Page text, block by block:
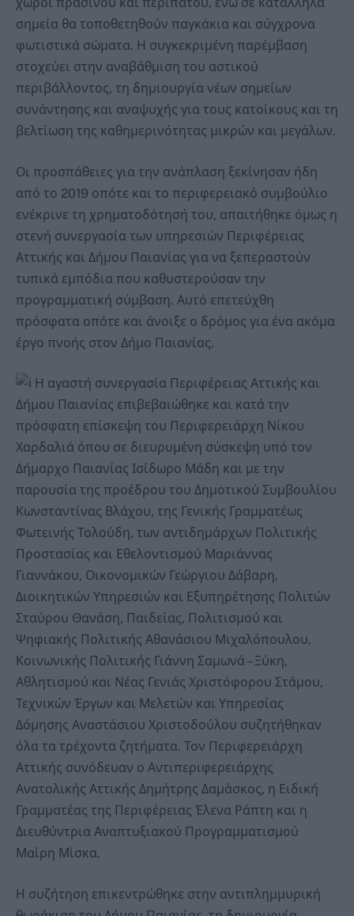
σημεία θα τοποθετηθούν παγκάκια και σύγχρονα
φωτιστικά σώματα. Η συγκεκριμένη παρέμβαση
στοχεύει στην αναβάθμιση του αστικού
περιβάλλοντος, τη δημιουργία νέων σημείων
συνάντησης και αναψυχής για τους κατοίκους και τη
βελτίωση της καθημερινότητας μικρών και μεγάλων.
Οι προσπάθειες για την ανάπλαση ξεκίνησαν ήδη
από το 2019 οπότε και το περιφερειακό συμβούλιο
ενέκρινε τη χρηματοδότησή του, απαιτήθηκε όμως η
στενή συνεργασία των υπηρεσιών Περιφέρειας
Αττικής και Δήμου Παιανίας για να ξεπεραστούν
τυπικά εμπόδια που καθυστερούσαν την
προγραμματική σύμβαση. Αυτό επετεύχθη
πρόσφατα οπότε και άνοιξε ο δρόμος για ένα ακόμα
έργο πνοής στον Δήμο Παιανίας.
Η αγαστή συνεργασία Περιφέρειας Αττικής και
Δήμου Παιανίας επιβεβαιώθηκε και κατά την
πρόσφατη επίσκεψη του Περιφερειάρχη Νίκου
Χαρδαλιά όπου σε διευρυμένη σύσκεψη υπό τον
Δήμαρχο Παιανίας Ισίδωρο Μάδη και με την
παρουσία της προέδρου του Δημοτικού Συμβουλίου
Κωνσταντίνας Βλάχου, της Γενικής Γραμματέως
Φωτεινής Τολούδη, των αντιδημάρχων Πολιτικής
Προστασίας και Εθελοντισμού Μαριάννας
Γιαννάκου, Οικονομικών Γεώργιου Δάβαρη,
Διοικητικών Υπηρεσιών και Εξυπηρέτησης Πολιτών
Σταύρου Θανάση, Παιδείας, Πολιτισμού και
Ψηφιακής Πολιτικής Αθανάσιου Μιχαλόπουλου,
Κοινωνικής Πολιτικής Γιάννη Σαμωνά – Ξύκη,
Αθλητισμού και Νέας Γενιάς Χριστόφορου Στάμου,
Τεχνικών Έργων και Μελετών και Υπηρεσίας
Δόμησης Αναστάσιου Χριστοδούλου συζητήθηκαν
όλα τα τρέχοντα ζητήματα. Τον Περιφερειάρχη
Αττικής συνόδευαν ο Αντιπεριφερειάρχης
Ανατολικής Αττικής Δημήτρης Δαμάσκος, η Ειδική
Γραμματέας της Περιφέρειας Έλενα Ράπτη και η
Διευθύντρια Αναπτυξιακού Προγραμματισμού
Μαίρη Μίσκα.
Η συζήτηση επικεντρώθηκε στην αντιπλημμυρική